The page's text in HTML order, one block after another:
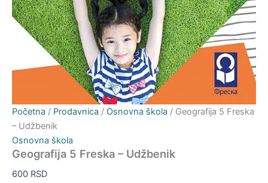
Početna / Prodavnica / Osnovna škola / Geografija 5 Freska
– Udžbenik
Osnovna škola
Geografija 5 Freska – Udžbenik
600 RSD